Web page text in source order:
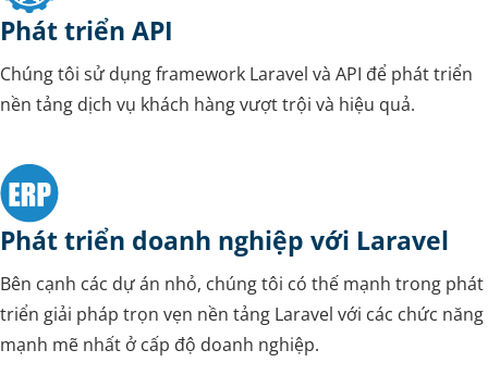
Phát triển API
Chúng tôi sử dụng framework Laravel và API để phát triển
nền tảng dịch vụ khách hàng vượt trội và hiệu quả.
Phát triển doanh nghiệp với Laravel
Bên cạnh các dự án nhỏ, chúng tôi có thế mạnh trong phát
triển giải pháp trọn vẹn nền tảng Laravel với các chức năng
mạnh mẽ nhất ở cấp độ doanh nghiệp.